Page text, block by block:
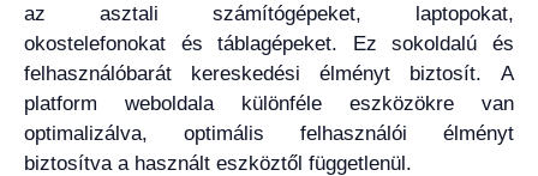
az asztali számítógépeket, laptopokat,
okostelefonokat és táblagépeket. Ez sokoldalú és
felhasználóbarát kereskedési élményt biztosít. A
platform weboldala különféle eszközökre van
optimalizálva, optimális felhasználói élményt
biztosítva a használt eszköztől függetlenül.